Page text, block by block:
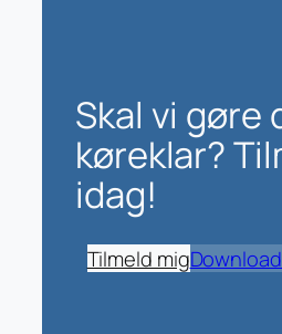
Skal vi gøre
køreklar?
idag!
Tilmeld mig